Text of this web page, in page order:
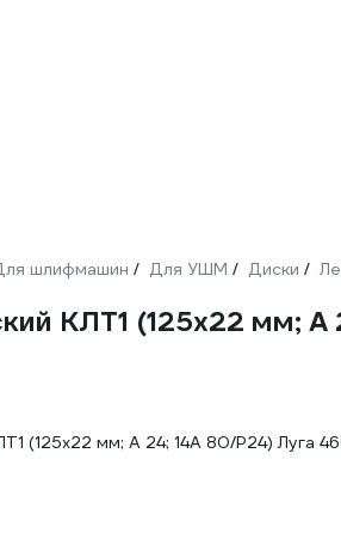
шлифмашин / Для УШМ / Диски /
КЛТ1 (125х22 мм;